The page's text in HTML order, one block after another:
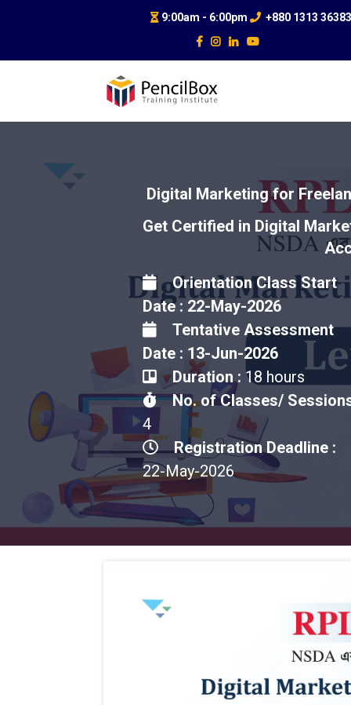
9:00am - 6:00pm +880 1313
Digital Marketing for
Get Certified in Digital
Orientation Class Start
Date : 22-May-2026
Tentative Assessment
Date : 13-Jun-2026
Duration : 18 hours
No. of Classes/
4
Registration Deadline :
22-May-2026